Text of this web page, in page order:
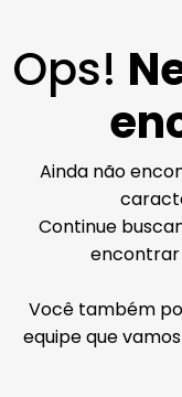
Ops!
Ainda não
Continue
encontrar
Você também
equipe que